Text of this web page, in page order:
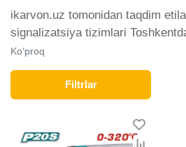
ikarvon.uz tomonidan taqdim
signalizatsiya tizimlari
mijozlarimiz orasida katta talabga
toifadagi tovarlarni sotish uchun
ta'minlaymiz. Onlayn do'konda
tizimlari yetakchi ishlab
tomonidan taqdim etilgan bo'lib,
ravishda kengayib bormoqda.
Ko‘proq
Filtrlar